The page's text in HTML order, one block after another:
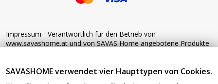
Impressum - Verantwortlich für den Betrieb von
www.savashome.at und von SAVAS Home angebotene Produkte
senden Sie keine Waren ohne vorherige Bestätigung an diese
SAVASHOME verwendet vier Haupttypen von Cookies.